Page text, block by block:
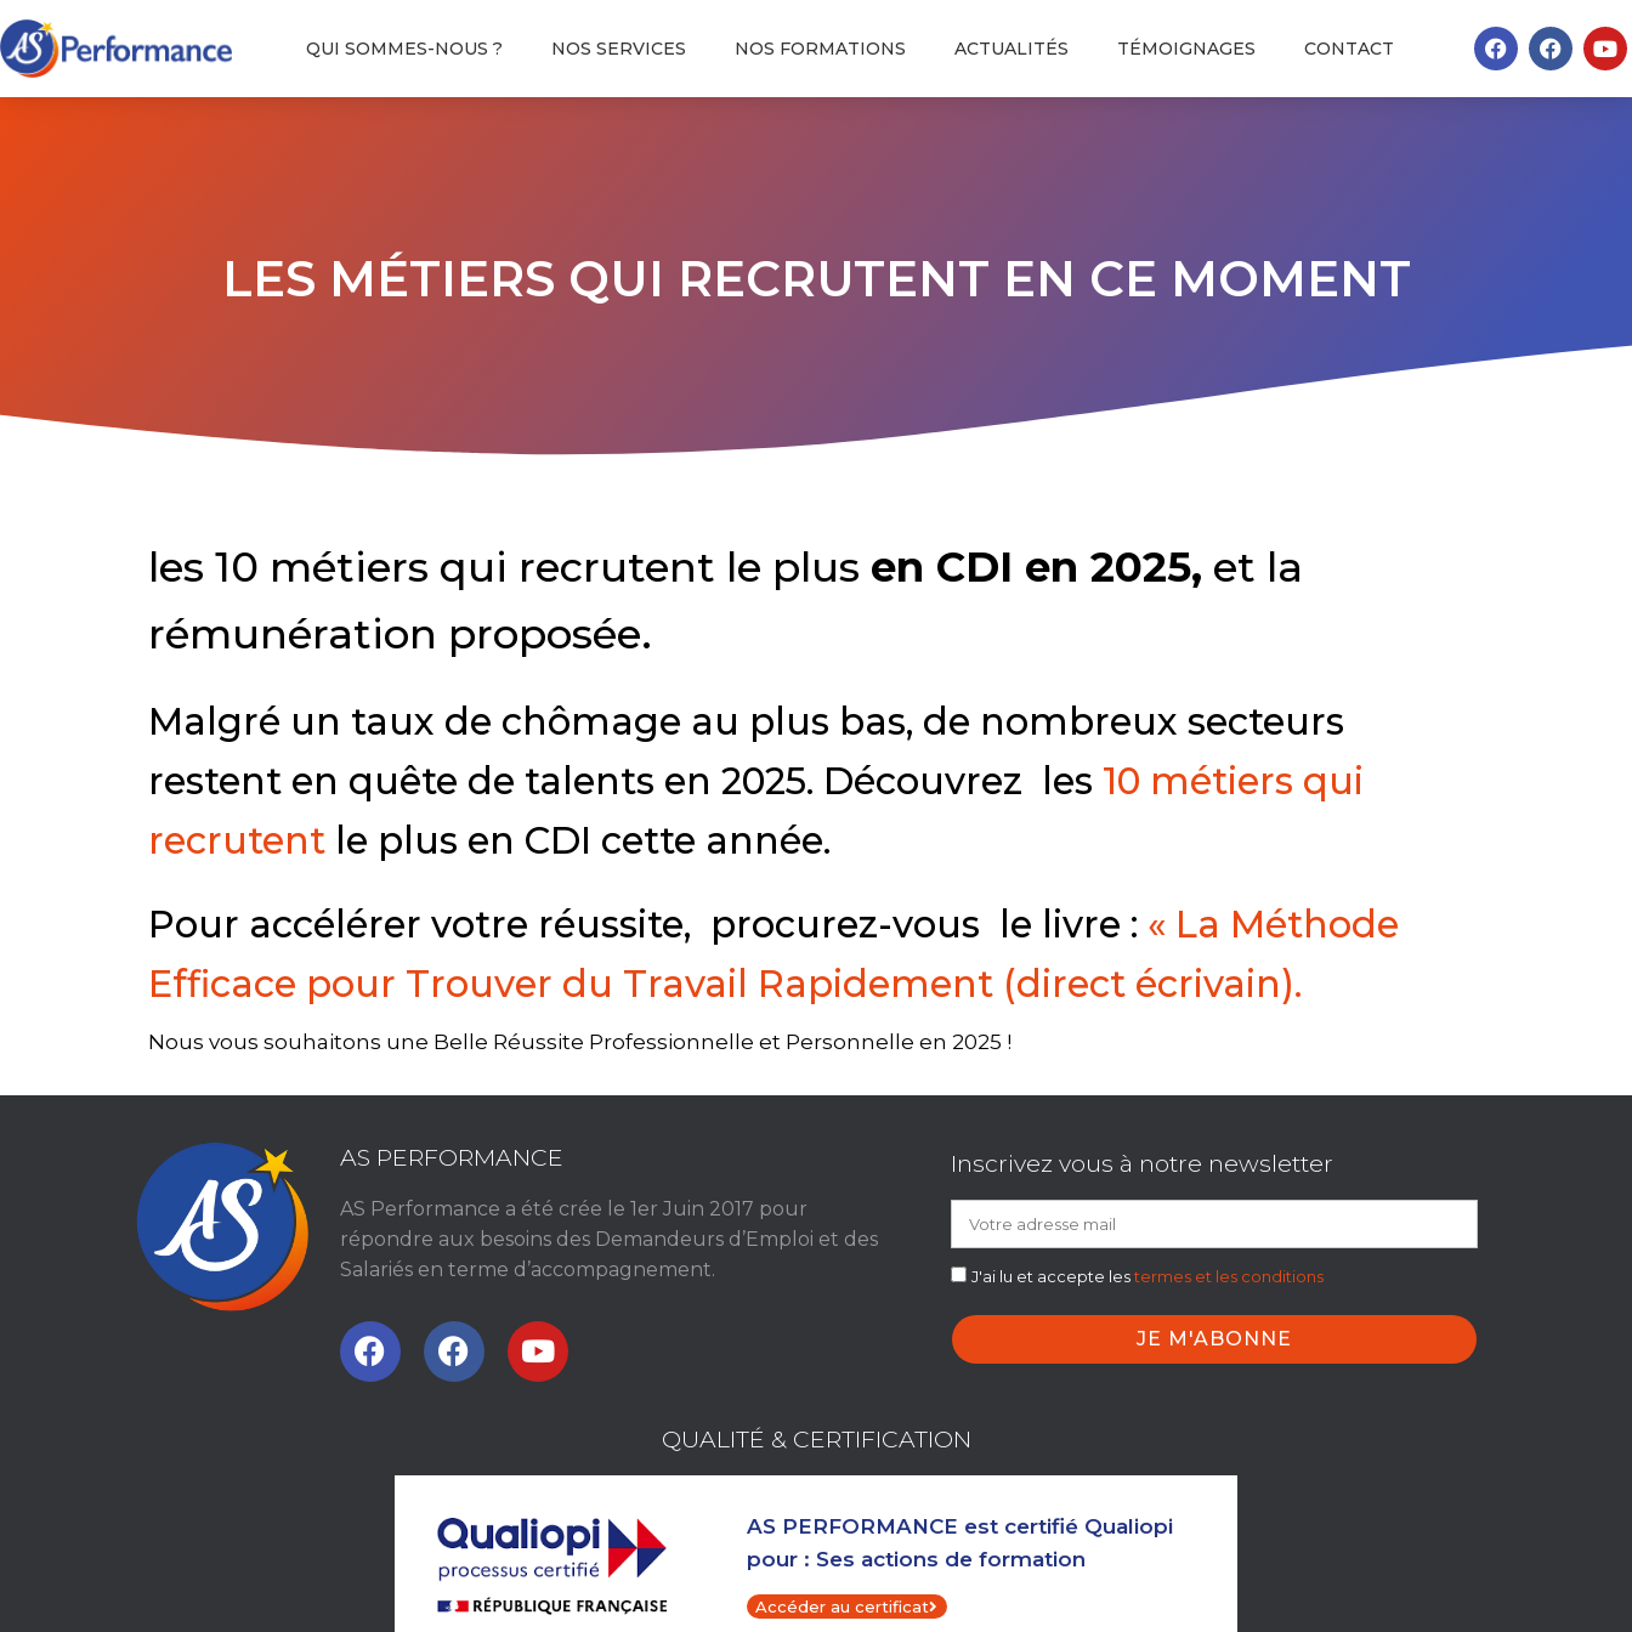
QUI SOMMES-NOUS ? NOS SERVICES NOS FORMATIONS ACTUALITÉS TÉMOIGNAGES CONTACT
LES MÉTIERS QUI RECRUTENT EN CE MOMENT
les 10 métiers qui recrutent le plus en CDI en 2025, et la
rémunération proposée.
Malgré un taux de chômage au plus bas, de nombreux secteurs
restent en quête de talents en 2025. Découvrez les 10 métiers qui
recrutent le plus en CDI cette année.
Pour accélérer votre réussite, procurez-vous le livre : « La Méthode
Efficace pour Trouver du Travail Rapidement (direct écrivain).
Nous vous souhaitons une Belle Réussite Professionnelle et Personnelle en 2025 !
AS PERFORMANCE
AS Performance a été crée le 1er Juin 2017 pour
répondre aux besoins des Demandeurs d’Emploi et des
Salariés en terme d’accompagnement.
Inscrivez vous à notre newsletter
J'ai lu et accepte lestermes et les conditions
JE M'ABONNE
QUALITÉ & CERTIFICATION
AS PERFORMANCE est certifié Qualiopi
pour : Ses actions de formation
Accéder au certificat